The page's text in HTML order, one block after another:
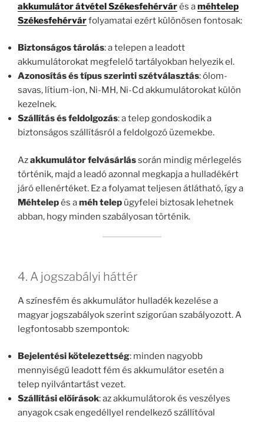
akkumulátor átvétel Székesfehérvárés améhtelep
Székesfehérvárfolyamatai ezért különösen fontosak:
Biztonságos tárolás: a telepen a leadott
akkumulátorokat megfelelő tartályokban helyezik el.
Azonosítás és típus szerinti szétválasztás: ólom-
savas, lítium-ion, Ni-MH, Ni-Cd akkumulátorokat külön
kezelnek.
Szállítás és feldolgozás: a telep gondoskodik a
biztonságos szállításról a feldolgozó üzemekbe.
Azakkumulátor felvásárlássorán mindig mérlegelés
történik, majd a leadó azonnal megkapja a hulladékért
járó ellenértéket. Ez a folyamat teljesen átlátható, így a
Méhtelepés améh telep ügyfelei biztosak lehetnek
abban, hogy minden szabályosan történik.
4. A jogszabályi háttér
A színesfém és akkumulátor hulladék kezelése a
magyar jogszabályok szerint szigorúan szabályozott. A
legfontosabb szempontok:
Bejelentési kötelezettség: minden nagyobb
mennyiségű leadott fém és akkumulátor esetén a
telep nyilvántartást vezet.
Szállítási előírások: az akkumulátorok és veszélyes
anyagok csak engedéllyel rendelkező szállítóval